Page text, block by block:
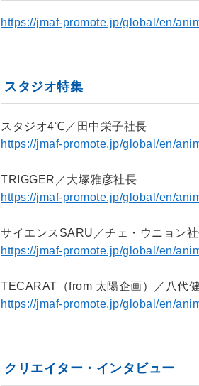
https://jmaf-promote.jp/global/en/
スタジオ特集
スタジオ4℃／田中栄子社長
https://jmaf-promote.jp/global/en/
TRIGGER／大塚雅彦社長
https://jmaf-promote.jp/global/en/
サイエンスSARU／チェ・ウニョン
https://jmaf-promote.jp/global/en/
TECARAT（from 太陽企画）／八代
https://jmaf-promote.jp/global/en/
クリエイター・インタビュー